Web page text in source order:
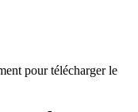
pour télécharger le